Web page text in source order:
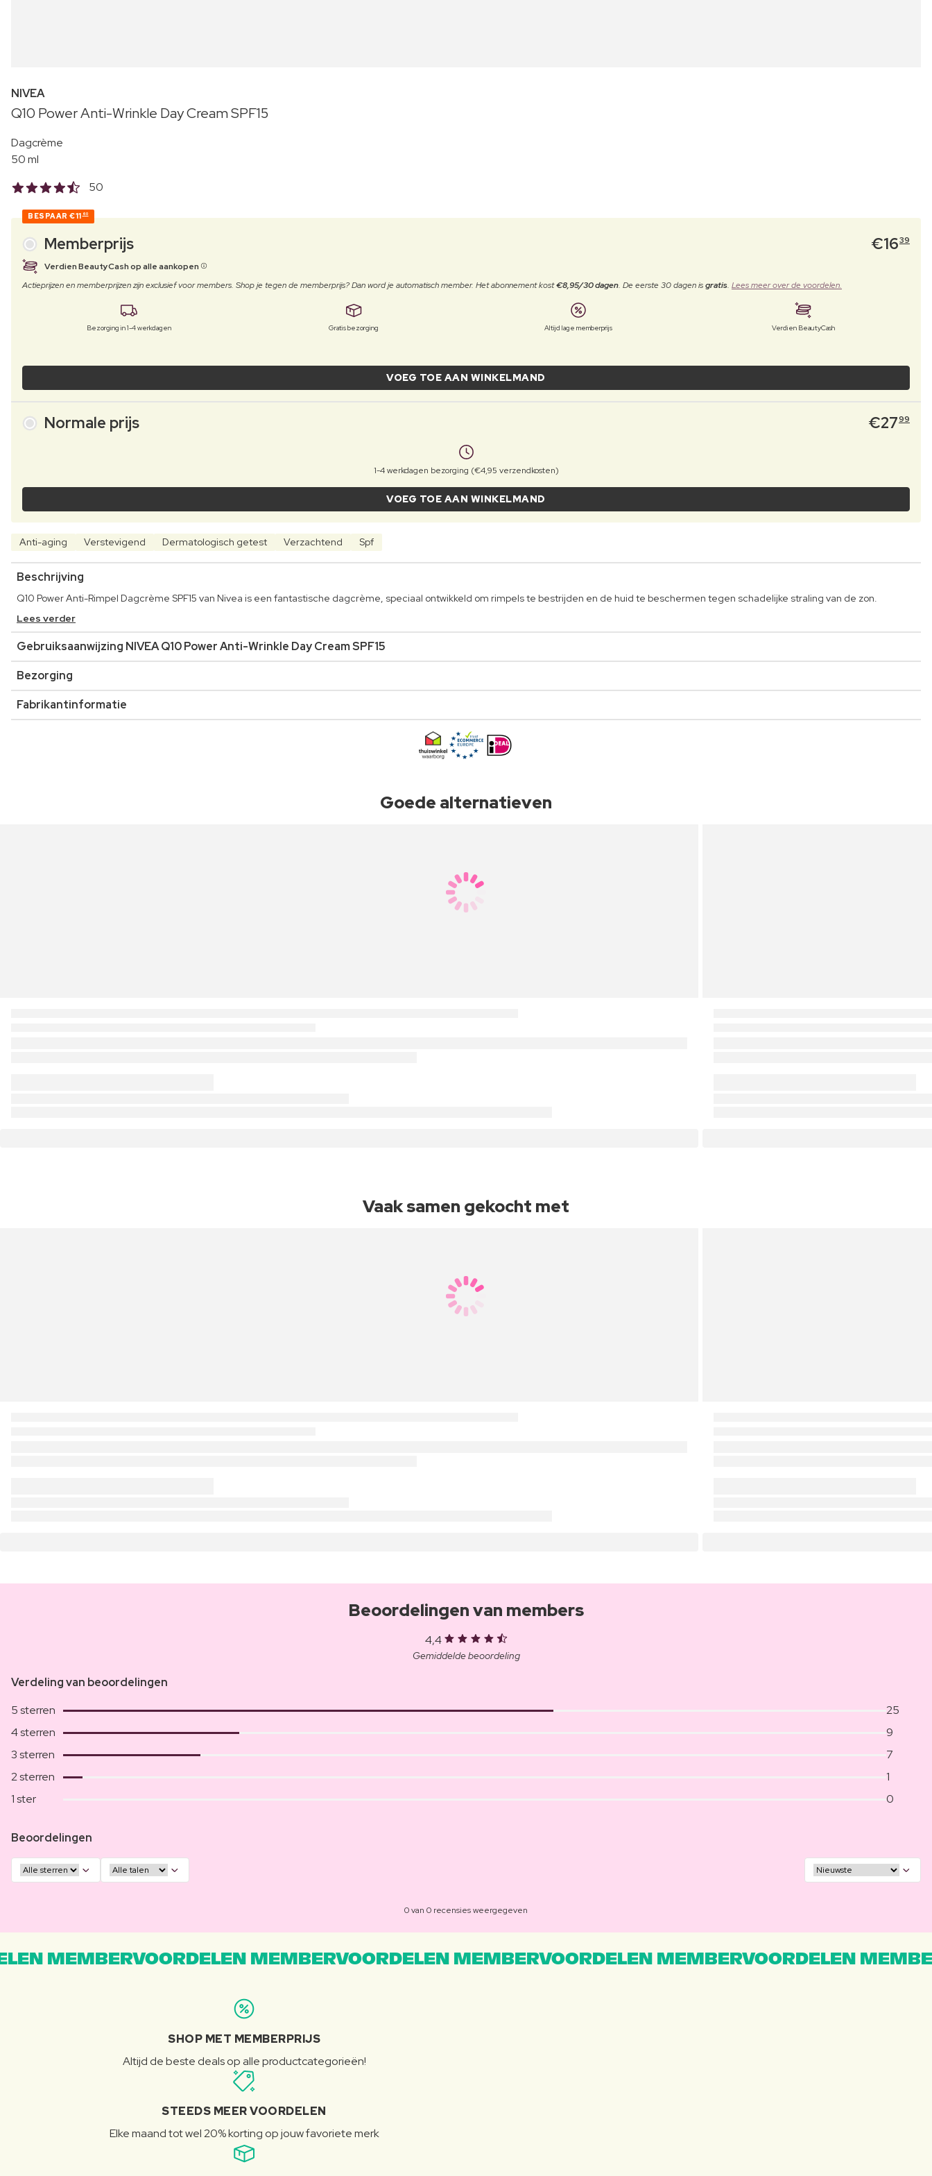
NIVEA
Q10 Power Anti-Wrinkle Day Cream SPF15
Dagcrème
50 ml
50
BESPAAR €11 60
Memberprijs €1639
Verdien BeautyCash op alle aankopen
Actieprijzen en memberprijzen zijn exclusief voor members. Shop je tegen de memberprijs? Dan word je automatisch member. Het abonnement kost€8,95/30 dagen. De eerste 30 dagen isgratis. Lees meer over de voordelen.
Bezorging in 1-4 werkdagen Gratis bezorging Altijd lage memberprijs Verdien BeautyCash
VOEG TOE AAN WINKELMAND
Normale prijs €2799
1-4 werkdagen bezorging (€4,95 verzendkosten)
VOEG TOE AAN WINKELMAND
Anti-aging Verstevigend Dermatologisch getest Verzachtend Spf
Beschrijving
Q10 Power Anti-Rimpel Dagcrème SPF15 van Nivea is een fantastische dagcrème, speciaal ontwikkeld om rimpels te bestrijden en de huid te beschermen tegen schadelijke straling van de zon.
Lees verder
Gebruiksaanwijzing NIVEA Q10 Power Anti-Wrinkle Day Cream SPF15
Bezorging
Fabrikantinformatie
Goede alternatieven
Vaak samen gekocht met
Beoordelingen van members
4,4
Gemiddelde beoordeling
Verdeling van beoordelingen
5 sterren
25
4 sterren
9
3 sterren
7
2 sterren
1
1 ster
0
Beoordelingen
0 van 0 recensies weergegeven
MEMBERVOORDELEN MEMBERVOORDELEN MEMBERVOORDELEN MEMBERVOORDELEN
SHOP MET MEMBERPRIJS
Altijd de beste deals op alle productcategorieën!
STEEDS MEER VOORDELEN
Elke maand tot wel 20% korting op jouw favoriete merk